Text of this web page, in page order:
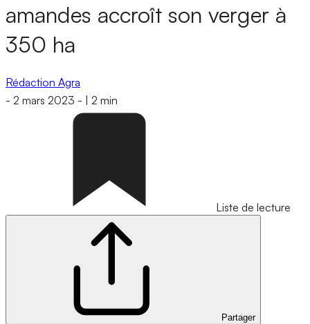
amandes accroît son verger à
350 ha
Rédaction Agra
- 2 mars 2023 - 2 min
Liste de lecture
Partager